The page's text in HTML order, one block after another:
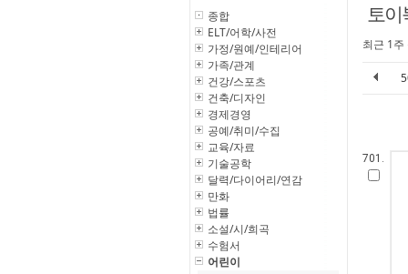
종합
ELT/어학/사전
가정/원예/인테리어
가족/관계
건강/스포츠
건축/디자인
경제경영
공예/취미/수집
교육/자료
기술공학
달력/다이어리/연감
만화
법률
소설/시/희곡
수험서
어린이
토이
최근 1
701.